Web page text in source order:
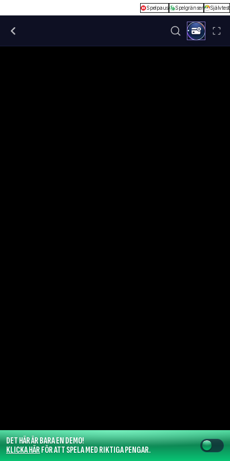
Spelpaus Spelgränser Självtest
DET HÄR ÄR BARA EN DEMO!
KLICKA HÄRFÖR ATT SPELA MED RIKTIGA PENGAR.